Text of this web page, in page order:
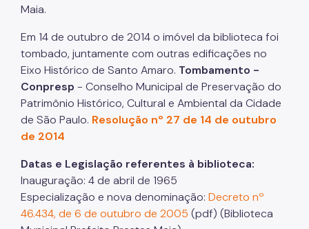
Maia.
Em 14 de outubro de 2014 o imóvel da biblioteca foi
tombado, juntamente com outras edificações no
Eixo Histórico de Santo Amaro. Tombamento -
Conpresp - Conselho Municipal de Preservação do
Patrimônio Histórico, Cultural e Ambiental da Cidade
de São Paulo. Resolução nº 27 de 14 de outubro
de 2014
Datas e Legislação referentes à biblioteca:
Inauguração: 4 de abril de 1965
Especialização e nova denominação: Decreto nº
46.434, de 6 de outubro de 2005 (pdf) (Biblioteca